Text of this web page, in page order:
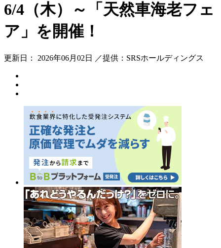
6/4（木）～「天然車海老フェ
ア」を開催！
更新日： 2026年06月02日 ／提供：SRSホールディングス